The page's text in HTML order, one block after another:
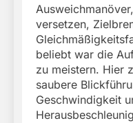
versetzen,
beliebt war die
zu meistern. Hier
saubere
Geschwindigkeit